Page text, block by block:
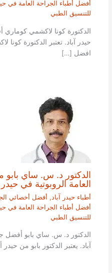
أفضل أطباء الجراحة العامة في حيدر
للتنسيق الطبي
الدكتورة كونا لاكشمي
حيدر آباد. تعتبر الدكتورة
افضل […]
الدكتور د. س. ساي بابو
العامة الروبوتية في حيدر
أطباء حيدر آباد , أفضل أخصائي
أفضل أطباء الجراحة العامة في حيدر
للتنسيق الطبي
الدكتور د. س. ساي بابو أفضل
آباد. يعتبر الدكتور بابو من